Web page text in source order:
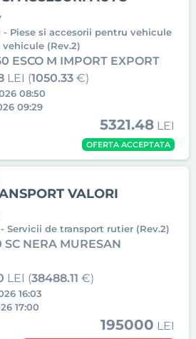
Piese si accesorii pentru vehicule
(Rev.2)
ESCO M IMPORT EXPORT
LEI (1050.33 €)
08:50
09:29
5321.48 LEI
OFERTA ACCEPTATA
VALORI
Servicii de transport rutier (Rev.2)
SC NERA MURESAN
LEI (38488.11 €)
16:03
17:00
195000 LEI